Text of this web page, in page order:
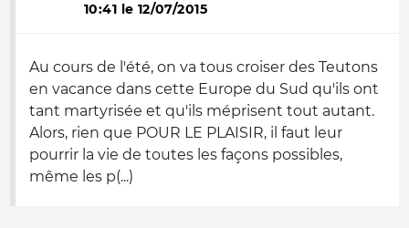
10:41 le 12/07/2015
Au cours de l'été, on va tous croiser des Teutons
en vacance dans cette Europe du Sud qu'ils ont
tant martyrisée et qu'ils méprisent tout autant.
Alors, rien que POUR LE PLAISIR, il faut leur
pourrir la vie de toutes les façons possibles,
même les p(...)